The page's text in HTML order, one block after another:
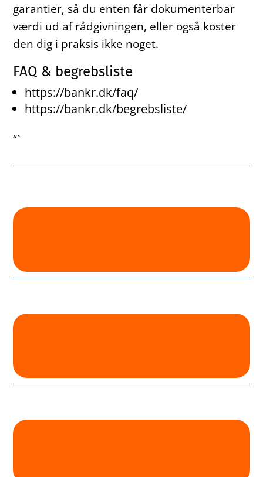
garantier, så du enten får dokumenterbar
værdi ud af rådgivningen, eller også koster
den dig i praksis ikke noget.
FAQ & begrebsliste
https://bankr.dk/faq/
https://bankr.dk/begrebsliste/
“`